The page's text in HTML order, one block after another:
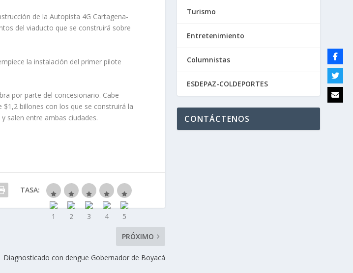
de la Autopista 4G Cartagena-
del viaducto que se construirá sobre
la instalación del primer pilote
por parte del concesionario. Cabe
billones con los que se construirá la
salen entre ambas ciudades.
TASA:
PRÓXIMO
Diagnosticado con dengue Gobernador de Boyacá
Turismo
Entretenimiento
Columnistas
ESDEPAZ-COLDEPORTES
CONTÁCTENOS